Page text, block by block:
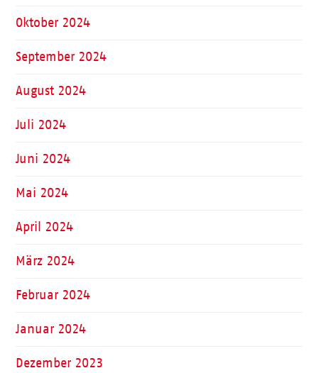
Oktober 2024
September 2024
August 2024
Juli 2024
Juni 2024
Mai 2024
April 2024
März 2024
Februar 2024
Januar 2024
Dezember 2023